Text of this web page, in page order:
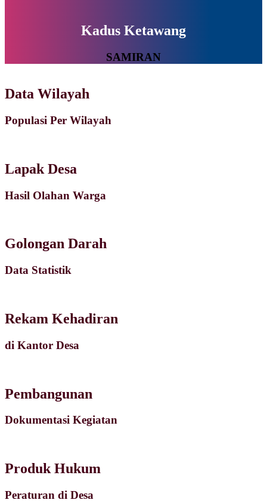
Kadus Ketawang
SAMIRAN
Data Wilayah
Populasi Per Wilayah
Lapak Desa
Hasil Olahan Warga
Golongan Darah
Data Statistik
Rekam Kehadiran
di Kantor Desa
Pembangunan
Dokumentasi Kegiatan
Produk Hukum
Peraturan di Desa